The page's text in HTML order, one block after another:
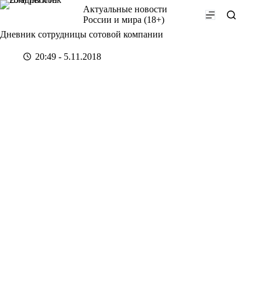
Перейти
Актуальные новости
России и мира (18+)
Дневник сотрудницы сотовой компании
20:49 - 5.11.2018